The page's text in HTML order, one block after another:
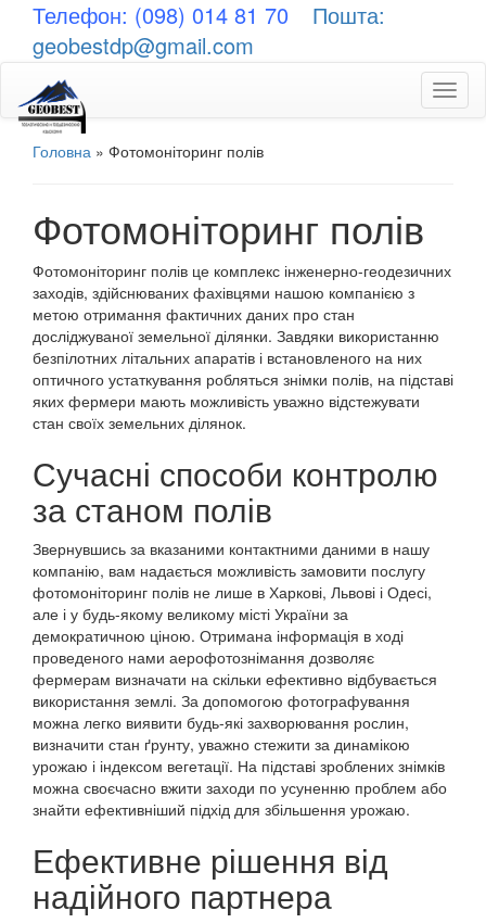
Телефон: (098) 014 81 70
Пошта:
geobestdp@gmail.com
Головна » Фотомоніторинг полів
Фотомоніторинг полів
Фотомоніторинг полів це комплекс інженерно-геодезичних
заходів, здійснюваних фахівцями нашою компанією з
метою отримання фактичних даних про стан
досліджуваної земельної ділянки. Завдяки використанню
безпілотних літальних апаратів і встановленого на них
оптичного устаткування робляться знімки полів, на підставі
яких фермери мають можливість уважно відстежувати
стан своїх земельних ділянок.
Сучасні способи контролю
за станом полів
Звернувшись за вказаними контактними даними в нашу
компанію, вам надається можливість замовити послугу
фотомоніторинг полів не лише в Харкові, Львові і Одесі,
але і у будь-якому великому місті України за
демократичною ціною. Отримана інформація в ході
проведеного нами аерофотознімання дозволяє
фермерам визначати на скільки ефективно відбувається
використання землі. За допомогою фотографування
можна легко виявити будь-які захворювання рослин,
визначити стан ґрунту, уважно стежити за динамікою
урожаю і індексом вегетації. На підставі зроблених знімків
можна своєчасно вжити заходи по усуненню проблем або
знайти ефективніший підхід для збільшення урожаю.
Ефективне рішення від
надійного партнера